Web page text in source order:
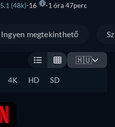
5.1 (48k) 16 1 óra 47perc
Ingyen megtekinthető
🇭🇺
4K HD SD